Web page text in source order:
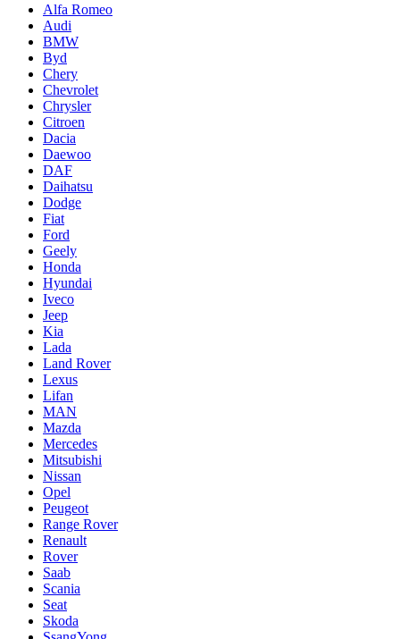
Alfa Romeo
Audi
BMW
Byd
Chery
Chevrolet
Chrysler
Citroen
Dacia
Daewoo
DAF
Daihatsu
Dodge
Fiat
Ford
Geely
Honda
Hyundai
Iveco
Jeep
Kia
Lada
Land Rover
Lexus
Lifan
MAN
Mazda
Mercedes
Mitsubishi
Nissan
Opel
Peugeot
Range Rover
Renault
Rover
Saab
Scania
Seat
Skoda